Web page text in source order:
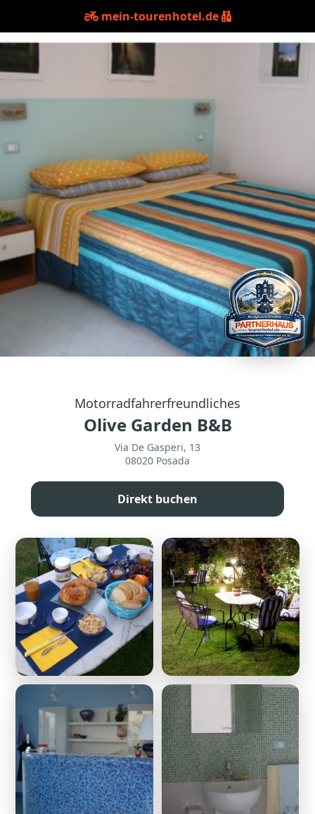
mein-tourenhotel.de
Motorradfahrerfreundliches
Olive Garden B&B
Via De Gasperi, 13
08020 Posada
Direkt buchen